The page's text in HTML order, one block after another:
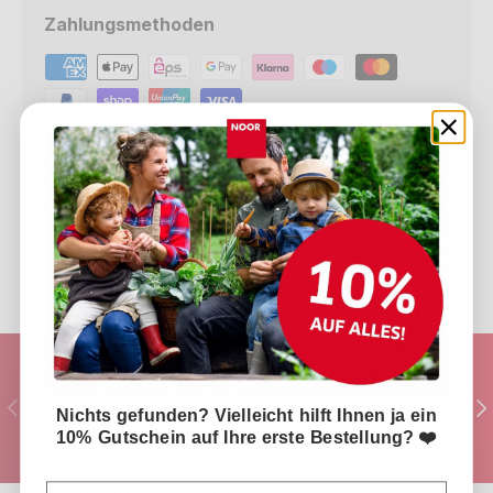
Zahlungsmethoden
Ihre Zahlungsinformationen werden sicher
verarbeitet. Wir speichern weder
Kreditkartendaten noch haben wir Zugriff auf
Ihre Kreditkarteninformationen.
Vorherige
Schneller Versand
Ihre Bestellung ist in 2-3 Werktagen bei
Ihnen Zuhause.
Nichts gefunden? Vielleicht hilft Ihnen ja ein
10% Gutschein auf Ihre erste Bestellung? ❤️